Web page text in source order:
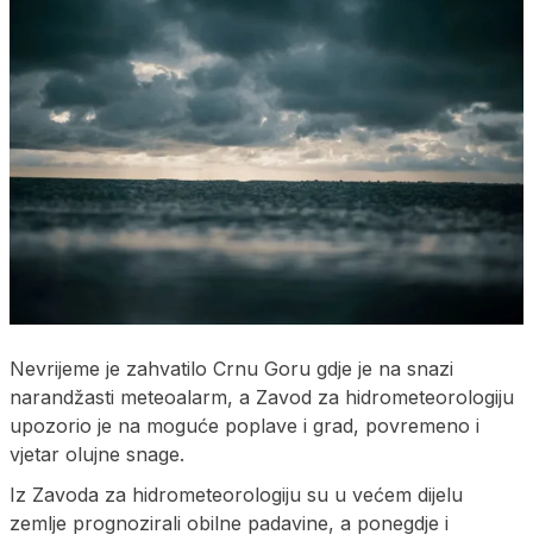
Nevrijeme je zahvatilo Crnu Goru gdje je na snazi
narandžasti meteoalarm, a Zavod za hidrometeorologiju
upozorio je na moguće poplave i grad, povremeno i
vjetar olujne snage.
Iz Zavoda za hidrometeorologiju su u većem dijelu
zemlje prognozirali obilne padavine, a ponegdje i